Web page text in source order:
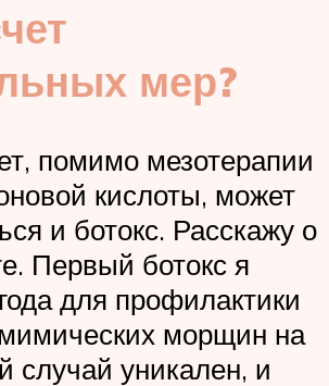
мер?
помимо мезотерапии
кислоты, может
и ботокс. Расскажу о
Первый ботокс я
для профилактики
морщин на
случай уникален, и